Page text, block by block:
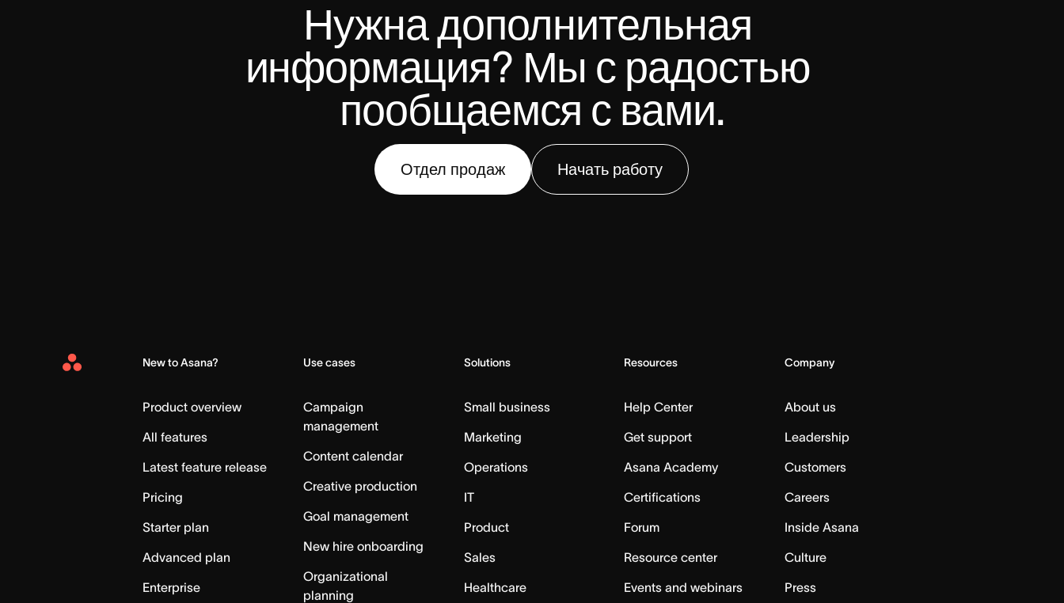
Нужна дополнительная
информация? Мы с радостью
пообщаемся с вами.
Отдел продаж Начать работу
Asana
New to Asana?
Product overview
All features
Latest feature release
Pricing
Starter plan
Advanced plan
Enterprise
Use cases
Campaign
management
Content calendar
Creative production
Goal management
New hire onboarding
Organizational
planning
Solutions
Small business
Marketing
Operations
IT
Product
Sales
Healthcare
Resources
Help Center
Get support
Asana Academy
Certifications
Forum
Resource center
Events and webinars
Company
About us
Leadership
Customers
Careers
Inside Asana
Culture
Press